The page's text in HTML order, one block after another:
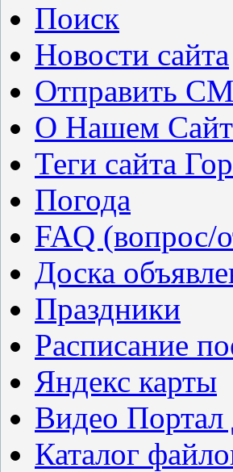
Поиск
Новости сайта
Отправить
О Нашем
Теги сайта
Погода
FAQ (вопрос/
Доска
Праздники
Расписание
Яндекс карты
Видео
Каталог